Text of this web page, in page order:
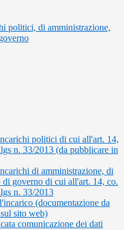
politici, di amministrazione,
politici di cui all'art. 14,
n. 33/2013 (da pubblicare in
di amministrazione, di
di governo di cui all'art. 14, co.
n. 33/2013
(documentazione da
sito web)
comunicazione dei dati